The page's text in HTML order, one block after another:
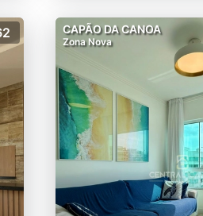
CAPÃO DA CANOA
Zona Nova